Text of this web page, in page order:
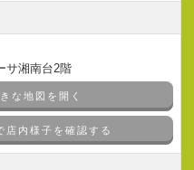
サ湘南台2階
な地図を開く
内様子を確認する